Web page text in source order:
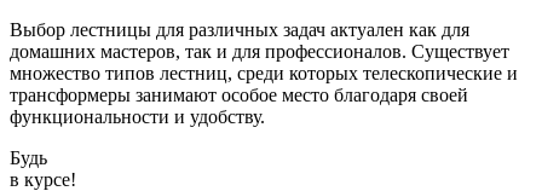
Выбор лестницы для различных задач актуален как для
домашних мастеров, так и для профессионалов. Существует
множество типов лестниц, среди которых телескопические и
трансформеры занимают особое место благодаря своей
функциональности и удобству.
Будь
в курсе!